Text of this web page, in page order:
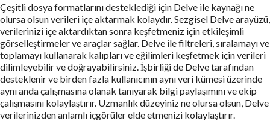
Çeşitli dosya formatlarını desteklediği için Delve ile kaynağı ne
olursa olsun verileri içe aktarmak kolaydır. Sezgisel Delve arayüzü,
verilerinizi içe aktardıktan sonra keşfetmeniz için etkileşimli
görselleştirmeler ve araçlar sağlar. Delve ile filtreleri, sıralamayı ve
toplamayı kullanarak kalıpları ve eğilimleri keşfetmek için verileri
dilimleyebilir ve doğrayabilirsiniz. İşbirliği de Delve tarafından
desteklenir ve birden fazla kullanıcının aynı veri kümesi üzerinde
aynı anda çalışmasına olanak tanıyarak bilgi paylaşımını ve ekip
çalışmasını kolaylaştırır. Uzmanlık düzeyiniz ne olursa olsun, Delve
verilerinizden anlamlı içgörüler elde etmenizi kolaylaştırır.